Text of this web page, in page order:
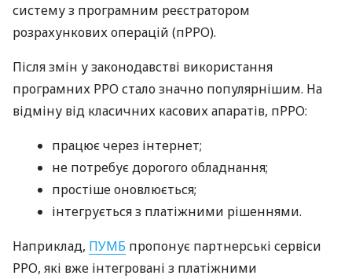
систему з програмним реєстратором
розрахункових операцій (пРРО).
Після змін у законодавстві використання
програмних РРО стало значно популярнішим. На
відміну від класичних касових апаратів, пРРО:
працює через інтернет;
не потребує дорогого обладнання;
простіше оновлюється;
інтегрується з платіжними рішеннями.
Наприклад, ПУМБ пропонує партнерські сервіси
РРО, які вже інтегровані з платіжними